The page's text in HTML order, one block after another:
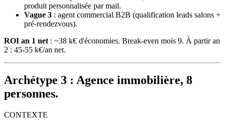
produit personnalisée par mail.
Vague 3 : agent commercial B2B (qualification leads salons +
pré-rendezvous).
ROI an 1 net : ~38 k€ d'économies. Break-even mois 9. À partir an
2 : 45-55 k€/an net.
Archétype 3 : Agence immobilière, 8
personnes.
CONTEXTE